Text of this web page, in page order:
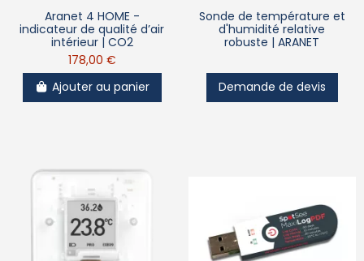
Aranet 4 HOME -
indicateur de qualité d’air
intérieur | CO2
178,00 €
Ajouter au panier
Sonde de température et
d'humidité relative
robuste | ARANET
Demande de devis